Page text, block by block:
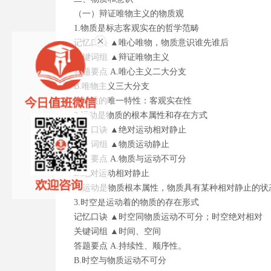
（一）辩证唯物主义的物质观
1.物质是标志客观实在的哲学范畴
记忆口诀 ▲唯心唯物，物质意识谁先谁后
关键词组 ▲辩证唯物主义
答题要点 A.唯心主义二大分支
B.唯物主义三大分支
C.物质的唯一特性：客观实在性
2.运动是物质的根本属性和存在方式
记忆口诀 ▲绝对运动相对静止
关键词组 ▲物质运动静止
答题要点 A.物质与运动不可分
B.绝对运动相对静止
运动是物质根本属性，物质具有某种相对静止的
3.时空是运动着的物质的存在形式
记忆口诀 ▲时空同物质运动不可分；时空绝对相对
关键词组 ▲时间、空间
答题要点 A.持续性、顺序性。
B.时空与物质运动不可分